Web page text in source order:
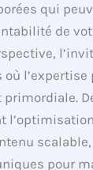
qui
de
où
primordiale.
pour